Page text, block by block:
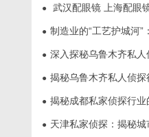
● 武汉配眼镜 上海配眼
● 制造业的“工艺护城河”：商业秘密律
● 深入探秘乌鲁木齐私人侦探
● 揭秘乌鲁木齐私人侦探
● 揭秘成都私家侦探行业
● 天津私家侦探：揭秘